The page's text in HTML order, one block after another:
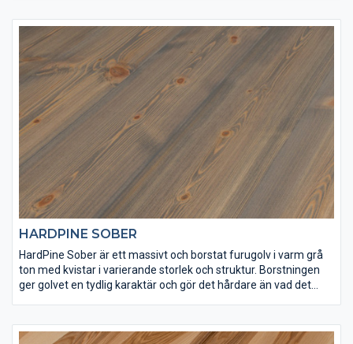
få rätt finish och slitstyrka. Det här är ett golv som är lämpligt
både för tuff hemmiljö och offentliga lokaler – ett vackert och
klassiskt svenskt furugolv.
HARDPINE SOBER
HardPine Sober är ett massivt och borstat furugolv i varm grå
ton med kvistar i varierande storlek och struktur. Borstningen
ger golvet en tydlig karaktär och gör det hårdare än vad det
att få rätt finish och slitstyrka. Det här är ett golv som är